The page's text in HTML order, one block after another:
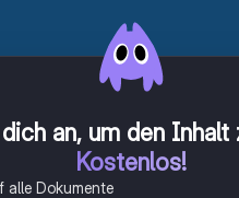
an, um den Inhalt
Kostenlos!
alle Dokumente